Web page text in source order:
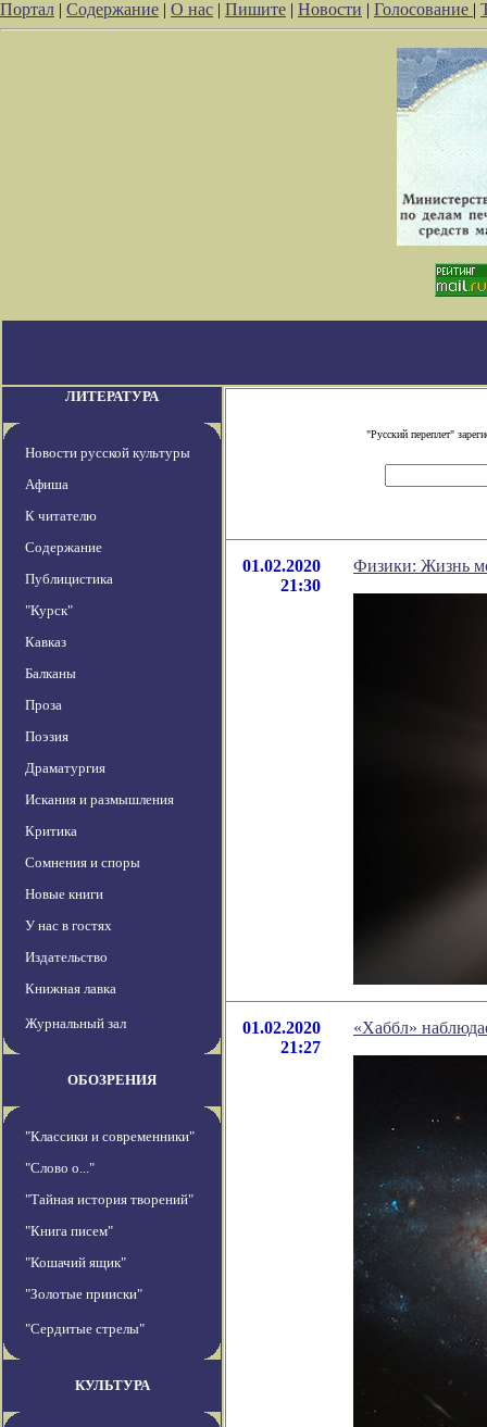
Портал | Содержание | О нас | Пишите | Новости | Голосование |
ЛИТЕРАТУРА
Новости русской культуры
Афиша
К читателю
Содержание
Публицистика
"Курск"
Кавказ
Балканы
Проза
Поэзия
Драматургия
Искания и размышления
Критика
Сомнения и споры
Новые книги
У нас в гостях
Издательство
Книжная лавка
Журнальный зал
ОБОЗРЕНИЯ
"Классики и современники"
"Слово о..."
"Тайная история творений"
"Книга писем"
"Кошачий ящик"
"Золотые прииски"
"Сердитые стрелы"
КУЛЬТУРА
"Русский переплет"
01.02.2020
21:30
Физики: Жизнь
01.02.2020
21:27
«Хаббл»